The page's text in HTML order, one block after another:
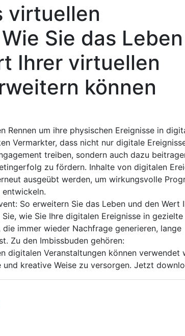
virtuellen
Sie das Leben
Ihrer virtuellen
können
Rennen um ihre physischen Ereignisse in
Vermarkter, dass nicht nur digitale
treiben, sondern auch dazu
zu fördern. Inhalte von digitalen
ausgeübt werden, um wirkungsvolle
So erweitern Sie das Leben und den Wert
wie Sie Ihre digitalen Ereignisse in gezielte
immer wieder Nachfrage generieren, lange
Zu den Imbissbuden gehören:
digitalen Veranstaltungen können verwendet
kreative Weise zu versorgen. Jetzt